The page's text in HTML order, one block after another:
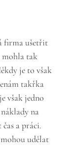
firma ušetřit
mohla tak
je to však
takřka
však jedno
na
a práci.
udělat